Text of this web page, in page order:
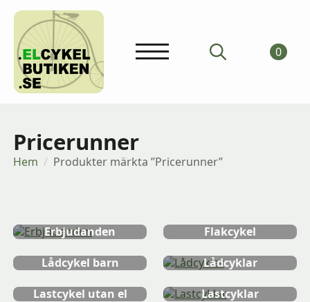
0
Pricerunner
Hem Produkter märkta ”Pricerunner”
Erbjudanden
Flakcykel
Lådcykel barn Lådcyklar
Lastcykel utan el
Lastcyklar